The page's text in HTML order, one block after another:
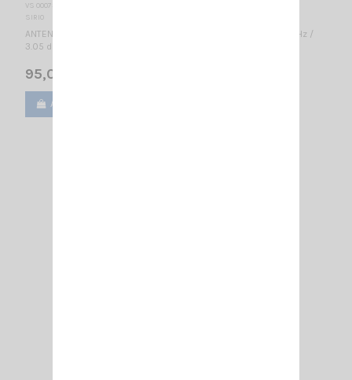
VS 000730
SIRIO
ANTENNE DIRECTIVE VHF 2 éléments - LARGE BANDE 140...160 MHz /
3.05 dBd – 5.2 dBi / 740 x 1110 mm
95,00 €
Ajouter au panier